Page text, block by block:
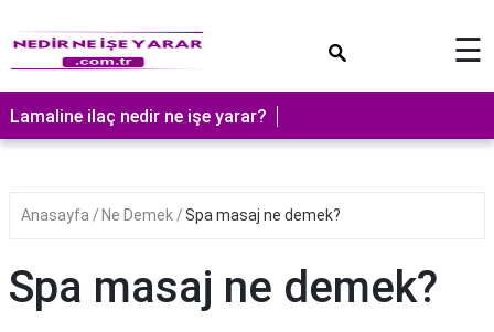
☰
Lamaline ilaç nedir ne işe yarar?
Anasayfa Ne Demek Spa masaj ne demek?
Spa masaj ne demek?